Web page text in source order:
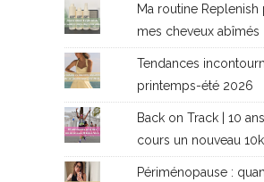
Ma routine Replenish
mes cheveux abîmés
Tendances
printemps-été 2026
Back on Track | 10
cours un nouveau
Périménopause :